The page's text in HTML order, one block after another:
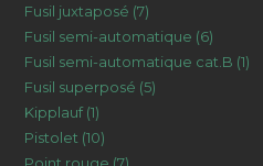
produit
Fusil juxtaposé 77
produits
Fusil semi-automatique 66
produits
Fusil semi-automatique cat.B 11
Fusil superposé 55
Kipplauf 11
produit
Pistolet 1010